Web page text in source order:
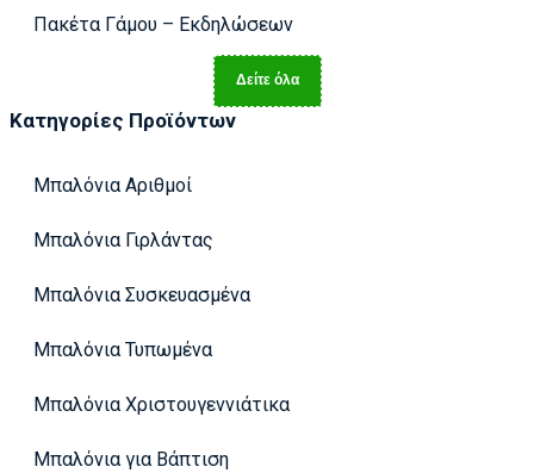
Πακέτα Γάμου – Εκδηλώσεων
Δείτε όλα
Κατηγορίες Προϊόντων
Μπαλόνια Αριθμοί
Μπαλόνια Γιρλάντας
Μπαλόνια Συσκευασμένα
Μπαλόνια Τυπωμένα
Μπαλόνια Χριστουγεννιάτικα
Μπαλόνια για Βάπτιση